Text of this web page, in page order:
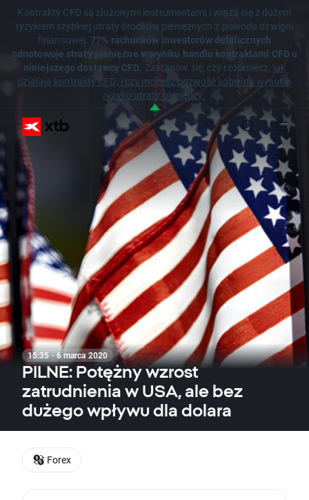
Kontrakty CFD są złożonymi instrumentami i wiążą się z dużym
ryzykiem szybkiej utraty środków pieniężnych z powodu dźwigni
finansowej.77% rachunków inwestorów detalicznych
odnotowuje straty pieniężne w wyniku handlu kontraktami CFD u
niniejszego dostawcy CFD. Zastanów się, czy rozumiesz, jak
działają kontrakty CFD, i czy możesz pozwolić sobie na wysokie
ryzyko utraty pieniędzy.
15:35 · 6 marca 2020
PILNE: Potężny wzrost
zatrudnienia w USA, ale bez
dużego wpływu dla dolara
Forex